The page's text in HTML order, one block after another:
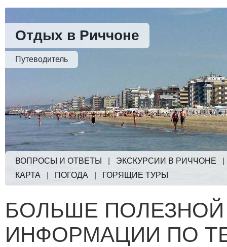
Отдых в Риччоне
Путеводитель
ВОПРОСЫ И ОТВЕТЫ ЭКСКУРСИИ В РИЧЧОНЕ
КАРТА
ПОГОДА ГОРЯЩИЕ ТУРЫ
БОЛЬШЕ ПОЛЕЗНОЙ
ИНФОРМАЦИИ ПО